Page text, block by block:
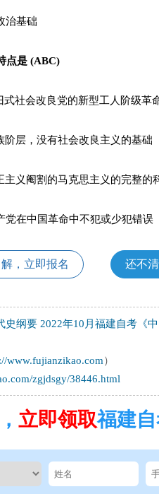
基础
点是 (ABC)
社会改良党的新型工人阶级革
层，没有社会改良主义的基础
义阉割的马克思主义的完整的
在中国革命中不犯或少犯错误
，立即报名 还不
史纲要 2022年10月福建自考《
www.fujianzikao.com）
zgjdsgy/38446.html
立即领取福建